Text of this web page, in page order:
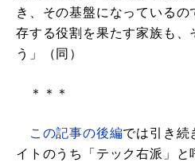
き、その基盤になっている
存する役割を果たす家族も、
う」（同）
＊＊＊
この記事の後編では引き続
イトのうち「テック右派」と